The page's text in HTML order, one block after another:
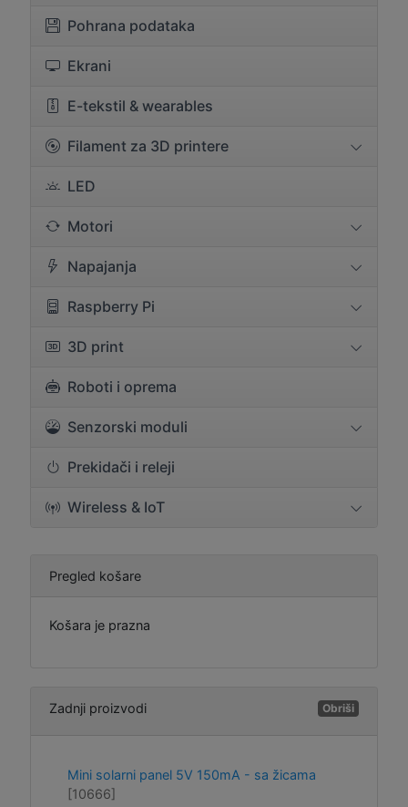
Pohrana podataka
Ekrani
E-tekstil & wearables
Filament za 3D printere
LED
Motori
Napajanja
Raspberry Pi
3D print
Roboti i oprema
Senzorski moduli
Prekidači i releji
Wireless & IoT
Pregled košare
Košara je prazna
Zadnji proizvodi Obriši
Mini solarni panel 5V 150mA - sa žicama
[10666]